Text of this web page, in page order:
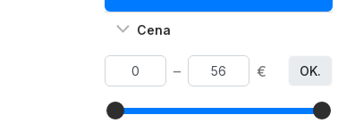
Cena
– € OK.